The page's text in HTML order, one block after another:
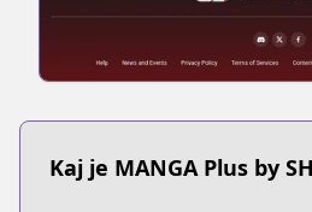
Kaj je MANGA Plus by